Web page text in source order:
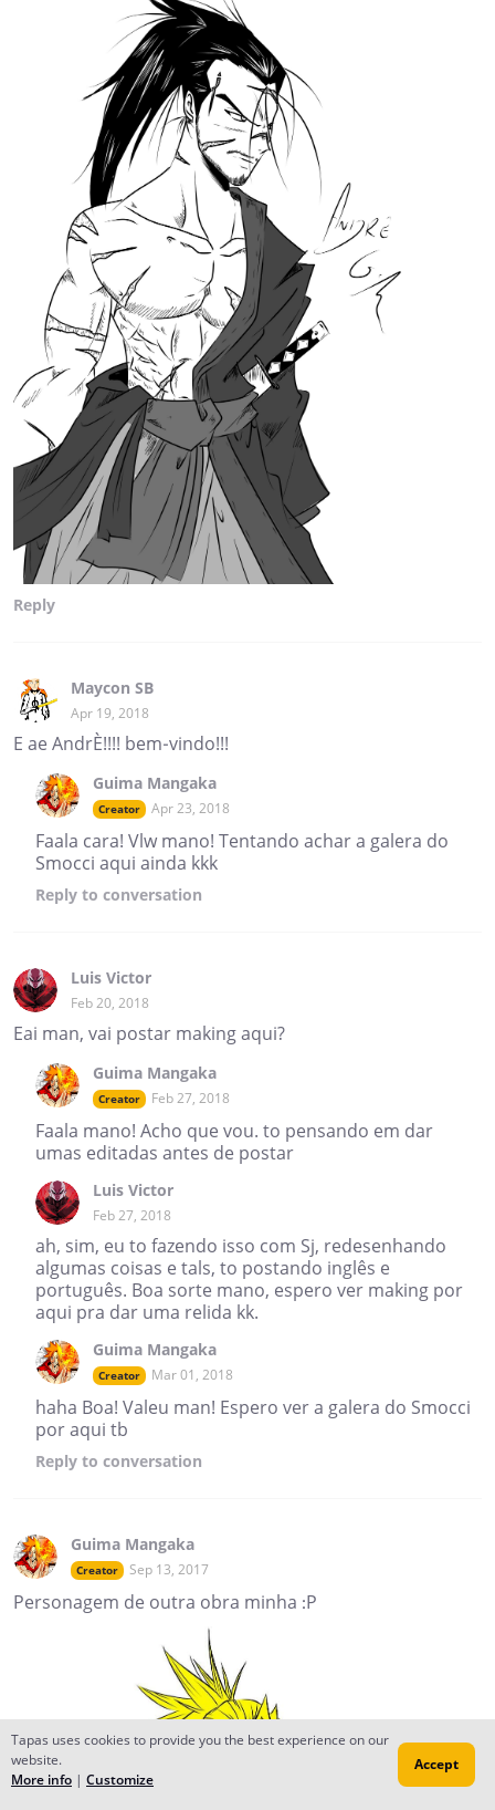
Reply
Maycon SB
Apr 19, 2018
E ae AndrÈ!!!! bem-vindo!!!
Guima Mangaka
Creator Apr 23, 2018
Faala cara! Vlw mano! Tentando achar a galera do
Smocci aqui ainda kkk
Reply to conversation
Luis Victor
Feb 20, 2018
Eai man, vai postar making aqui?
Guima Mangaka
Creator Feb 27, 2018
Faala mano! Acho que vou. to pensando em dar
umas editadas antes de postar
Luis Victor
Feb 27, 2018
ah, sim, eu to fazendo isso com Sj, redesenhando
algumas coisas e tals, to postando inglês e
português. Boa sorte mano, espero ver making por
aqui pra dar uma relida kk.
Guima Mangaka
Creator Mar 01, 2018
haha Boa! Valeu man! Espero ver a galera do Smocci
por aqui tb
Reply to conversation
Guima Mangaka
Creator Sep 13, 2017
Personagem de outra obra minha :P
Tapas uses cookies to provide you the best experience on our
website.
More info | Customize
Accept